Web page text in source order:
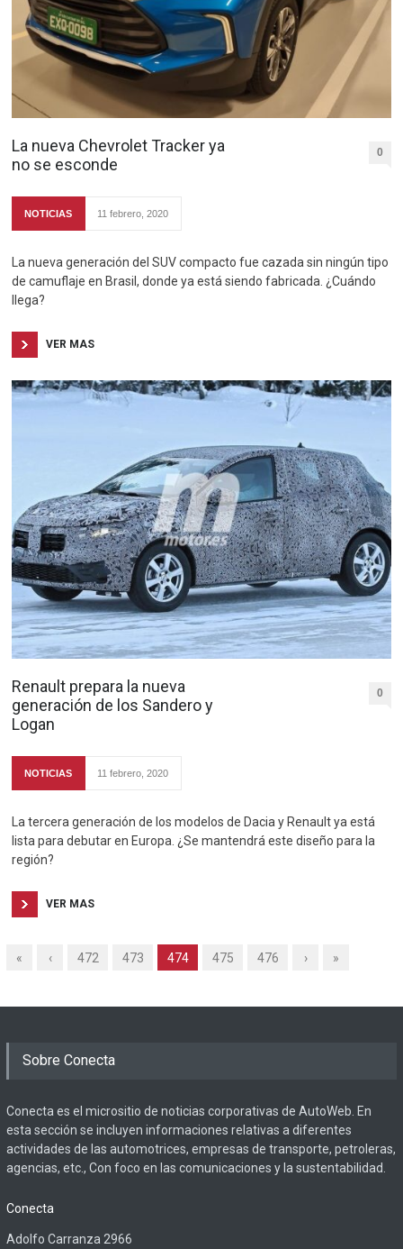
La nueva Chevrolet Tracker ya
no se esconde
0
NOTICIAS 11 febrero, 2020
La nueva generación del SUV compacto fue cazada sin ningún tipo
de camuflaje en Brasil, donde ya está siendo fabricada. ¿Cuándo
llega?
VER MAS
Renault prepara la nueva
generación de los Sandero y
Logan
0
NOTICIAS 11 febrero, 2020
La tercera generación de los modelos de Dacia y Renault ya está
lista para debutar en Europa. ¿Se mantendrá este diseño para la
región?
VER MAS
« ‹ 472 473 474 475 476 › »
Sobre Conecta
Conecta es el micrositio de noticias corporativas de AutoWeb. En
esta sección se incluyen informaciones relativas a diferentes
actividades de las automotrices, empresas de transporte, petroleras,
agencias, etc., Con foco en las comunicaciones y la sustentabilidad.
Conecta
Adolfo Carranza 2966